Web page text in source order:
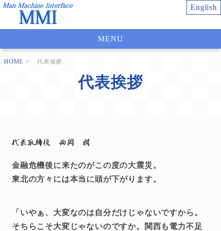
English
MENU
代表挨拶
HOME 代表挨拶
金融危機後に来たのがこの度の大震災。
東北の方々には本当に頭が下がります。
「いやぁ、大変なのは自分だけじゃないですから。
そちらこそ大変じゃないのですか。関西も電力不足